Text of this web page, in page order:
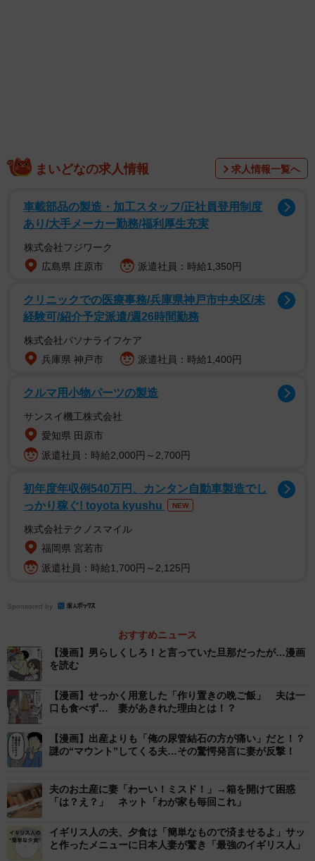
いじめられて泣いている息子に、夫が追い討ち
W子さんは、入学したばかりの長男・T君の交友関係に頭を
悩ませていました。穏やかな性格で争いごとを好まないT君
うなのです。
その日も後ろから蹴られた、と泣いている息子をなだめて
いると、ちょうど夫が帰宅しました。そこで事情を説明し
ました。
「それでも男か！ナヨナヨするな！」
はその場で固まり、その後のフォローが大変でした。反論
できたら苦労はしないし、性格に関わる部分はどうしよう
もないと思うんですが…」
男らしさにこだわる夫
「妻である私にも支配的な一面があり、男は稼ぐ、女は家
を守るという主張のもと私に専業主婦になることを望みま
した。でも、もめたくないので従っていたんです」と振り
返るW子さん。
ところが、ある日そんな日常をガラッと変える出来事に遭
遇したのだそうです。
え…？高校生相手に…？
「いつものように習い事の送迎のため息子と2人で歩いてい
ると、遠くに夫の姿が見えました。しかし、どうも様子が
まいどなの求人情報 求人情報一覧へ
車載部品の製造・加工スタッフ/正社員登用制度
あり/大手メーカー勤務/福利厚生充実
株式会社フジワーク
広島県 庄原市
派遣社員：時給1,350円
クリニックでの医療事務/兵庫県神戸市中央区/未
経験可/紹介予定派遣/週26時間勤務
株式会社パソナライフケア
兵庫県 神戸市
派遣社員：時給1,400円
クルマ用小物パーツの製造
サンスイ機工株式会社
愛知県 田原市
派遣社員：時給2,000円～2,700円
初年度年収例540万円、カンタン自動車製造でし
っかり稼ぐ! toyota kyushu
NEW
株式会社テクノスマイル
福岡県 宮若市
派遣社員：時給1,700円～2,125円
Sponsored by
おすすめニュース
【漫画】男らしくしろ！と言っていた旦那だったが…漫画
を読む
【漫画】せっかく用意した「作り置きの晩ご飯」 夫は一
口も食べず… 妻があきれた理由とは！？
【漫画】出産よりも「俺の尿管結石の方が痛い」だと！？
謎の“マウント”してくる夫…その驚愕発言に妻が反撃！
夫のお土産に妻「わーい！ミスド！」→箱を開けて困惑
「は？え？」 ネット「わが家も毎回これ」
イギリス人の夫、夕食は「簡単なもので済ませるよ」サッ
と作ったメニューに日本人妻が驚き「最強のイギリス人」